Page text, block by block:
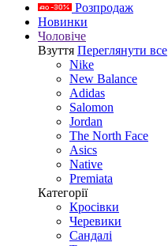
Розпродаж
Новинки
Чоловіче
Взуття Переглянути все
Nike
New Balance
Adidas
Salomon
Jordan
The North Face
Asics
Native
Premiata
Категорії
Кросівки
Черевики
Сандалі